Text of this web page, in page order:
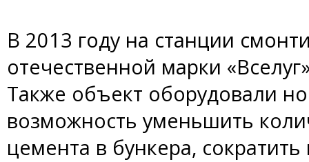
В 2013 году на станции
отечественной марки
Также объект оборудовали
возможность уменьшить
цемента в бункера,